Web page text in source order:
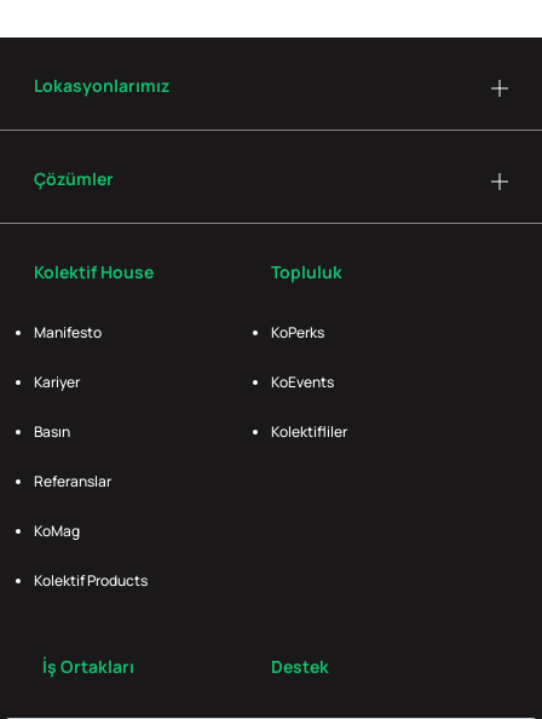
Kolektif House
Manifesto
Kariyer
Basın
Referanslar
KoMag
Kolektif Products
Topluluk
KoPerks
KoEvents
Kolektifliler
İş Ortakları Destek
Lokasyonlarımız
Çözümler